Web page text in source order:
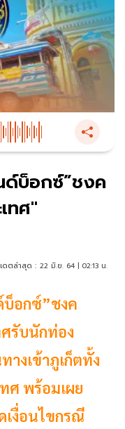
ด์บ็อกซ์”ชงค
ทศ"
ดตล่าสุด : 22 มิ.ย. 64 | 02:13 น.
บ็อกซ์”ชงค
รับนักท่อง
างเข้าภูเก็ตทั้ง
ศ พร้อมเผย
เงื่อนไขกรณี